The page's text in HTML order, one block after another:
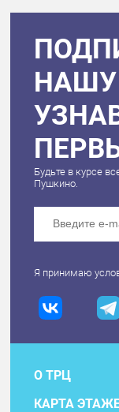
НАШУ
Будьте в курсе
Пушкино.
Я принимаю
О ТРЦ
КАРТА